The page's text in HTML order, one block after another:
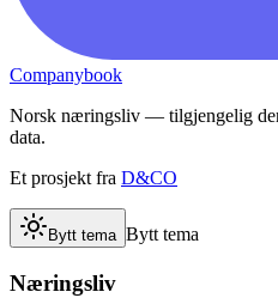
Companybook
Norsk næringsliv — tilgjengelig
data.
Et prosjekt fra D&CO
Bytt tema Bytt tema
Næringsliv